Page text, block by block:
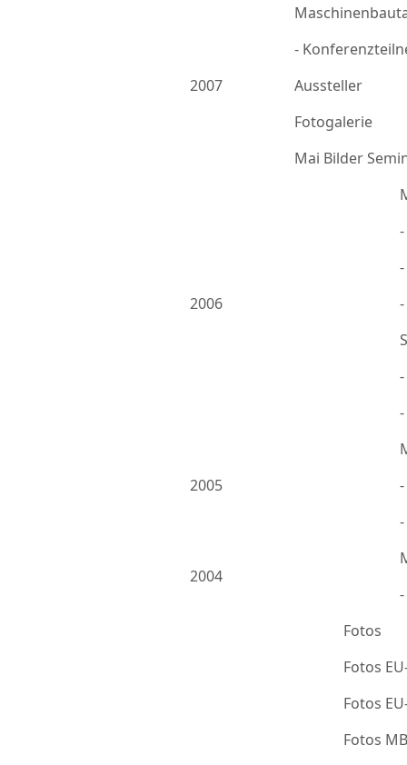
2007
-
Aussteller
Fotogalerie
Mai Bilder
2006
2005
2004
Fotos
Fotos
Fotos
Fotos